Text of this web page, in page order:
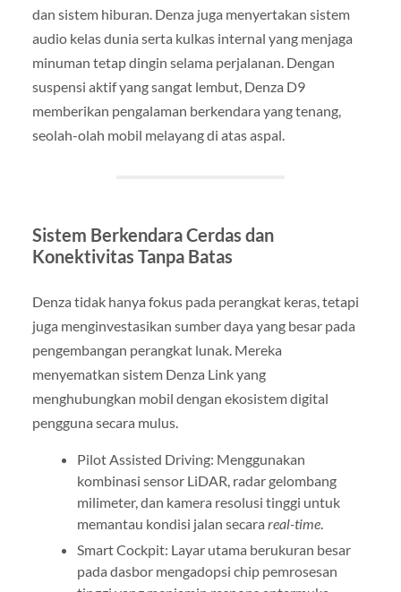
dan sistem hiburan. Denza juga menyertakan sistem
audio kelas dunia serta kulkas internal yang menjaga
minuman tetap dingin selama perjalanan. Dengan
suspensi aktif yang sangat lembut, Denza D9
memberikan pengalaman berkendara yang tenang,
seolah-olah mobil melayang di atas aspal.
Sistem Berkendara Cerdas dan
Konektivitas Tanpa Batas
Denza tidak hanya fokus pada perangkat keras, tetapi
juga menginvestasikan sumber daya yang besar pada
pengembangan perangkat lunak. Mereka
menyematkan sistem Denza Link yang
menghubungkan mobil dengan ekosistem digital
pengguna secara mulus.
Pilot Assisted Driving: Menggunakan
kombinasi sensor LiDAR, radar gelombang
milimeter, dan kamera resolusi tinggi untuk
memantau kondisi jalan secara real-time.
Smart Cockpit: Layar utama berukuran besar
pada dasbor mengadopsi chip pemrosesan